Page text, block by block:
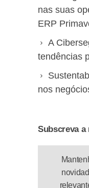
nas suas
ERP
A
tendências
nos
Subscreva a